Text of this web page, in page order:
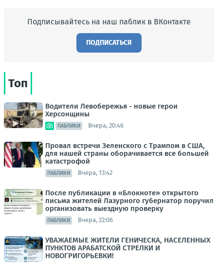
Подписывайтесь на наш паблик в ВКонтакте
ПОДПИСАТЬСЯ
Топ
Водители Левобережья - новые герои
Херсонщины
ПАБЛИКИ Вчера, 20:46
Провал встречи Зеленского с Трампом в США,
для нашей страны оборачивается все большей
катастрофой
ПАБЛИКИ Вчера, 13:42
После публикации в «Блокноте» открытого
письма жителей Лазурного губернатор поручил
организовать выездную проверку
ПАБЛИКИ Вчера, 22:06
УВАЖАЕМЫЕ ЖИТЕЛИ ГЕНИЧЕСКА, НАСЕЛЕННЫХ
ПУНКТОВ АРАБАТСКОЙ СТРЕЛКИ И
НОВОГРИГОРЬЕВКИ!